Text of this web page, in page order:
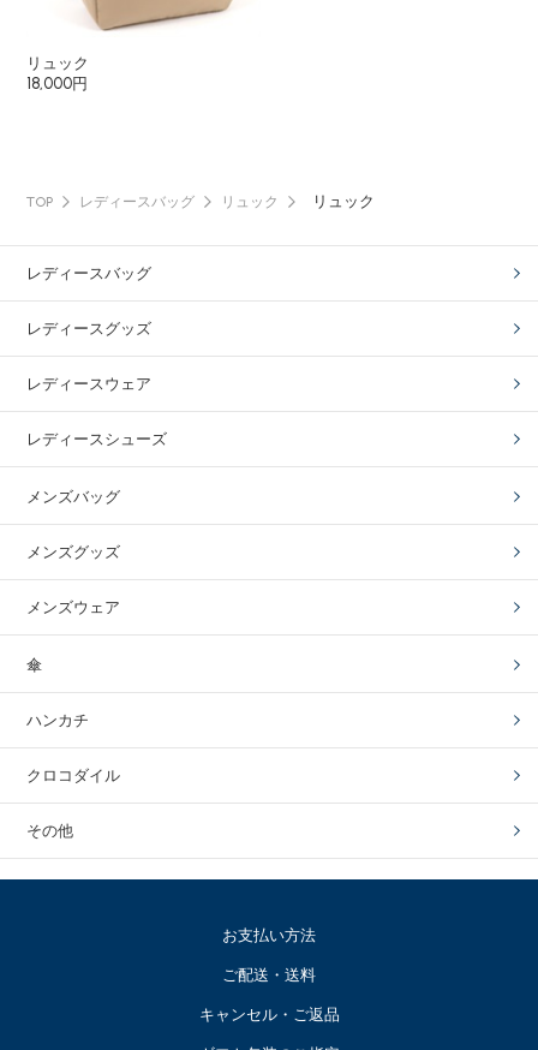
リュック
18,000円
TOP レディースバッグ リュック リュック
レディースバッグ
レディースグッズ
レディースウェア
レディースシューズ
メンズバッグ
メンズグッズ
メンズウェア
傘
ハンカチ
クロコダイル
その他
お支払い方法
ご配送・送料
キャンセル・ご返品